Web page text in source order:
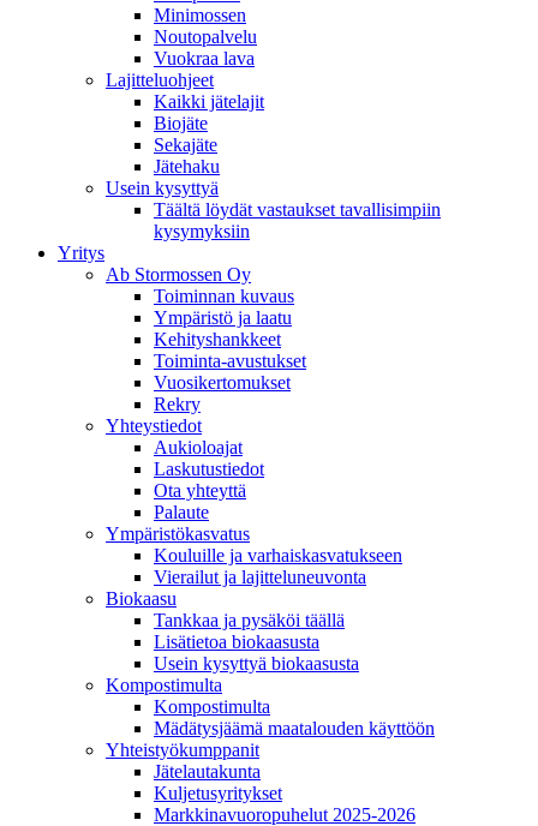
Minimossen
Noutopalvelu
Vuokraa lava
Lajitteluohjeet
Kaikki jätelajit
Biojäte
Sekajäte
Jätehaku
Usein kysyttyä
Täältä löydät vastaukset tavallisimpiin
kysymyksiin
Yritys
Ab Stormossen Oy
Toiminnan kuvaus
Ympäristö ja laatu
Kehityshankkeet
Toiminta-avustukset
Vuosikertomukset
Rekry
Yhteystiedot
Aukioloajat
Laskutustiedot
Ota yhteyttä
Palaute
Ympäristökasvatus
Kouluille ja varhaiskasvatukseen
Vierailut ja lajitteluneuvonta
Biokaasu
Tankkaa ja pysäköi täällä
Lisätietoa biokaasusta
Usein kysyttyä biokaasusta
Kompostimulta
Kompostimulta
Mädätysjäämä maatalouden käyttöön
Yhteistyökumppanit
Jätelautakunta
Kuljetusyritykset
Markkinavuoropuhelut 2025-2026